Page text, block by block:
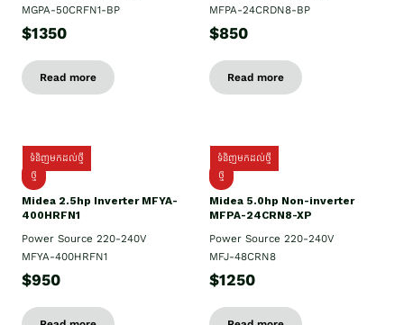
MGPA-50CRFN1-BP
$1350
Read more
MFPA-24CRDN8-BP
$850
Read more
ទំនិញមកដល់ថ្មី
ថ្មី
Midea 2.5hp Inverter MFYA-
400HRFN1
Power Source 220-240V
MFYA-400HRFN1
$950
ទំនិញមកដល់ថ្មី
ថ្មី
Midea 5.0hp Non-inverter
MFPA-24CRN8-XP
Power Source 220-240V
MFJ-48CRN8
$1250